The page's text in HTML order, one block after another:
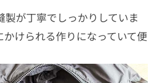
製が丁寧でしっかりしていま
けられる作りになっていて便